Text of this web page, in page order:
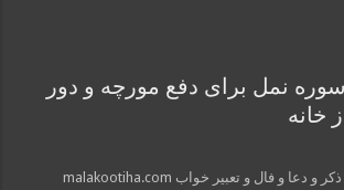
خواص آیه 18 سوره نمل برای دفع مورچه و دور
خانه
در این پست از سایت ذکر و دعا و فال و تعبیر خواب malakootiha.com